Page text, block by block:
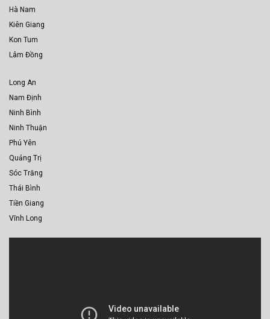
Hà Nam
Kiên Giang
Kon Tum
Lâm Đồng
Long An
Nam Định
Ninh Bình
Ninh Thuận
Phú Yên
Quảng Trị
Sóc Trăng
Thái Bình
Tiền Giang
Vĩnh Long